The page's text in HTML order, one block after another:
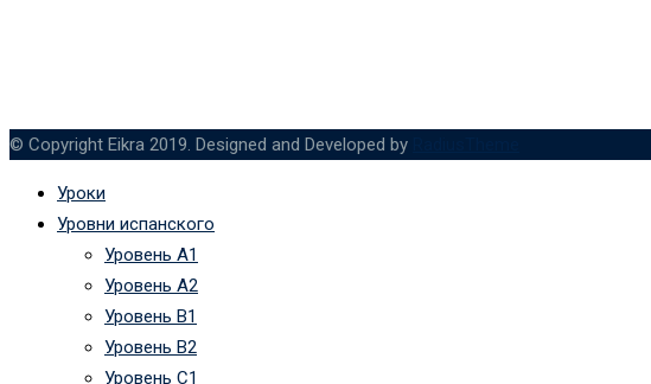
© Copyright Eikra 2019. Designed and Developed by
Уроки
Уровни испанского
Уровень А1
Уровень А2
Уровень B1
Уровень B2
Уровень C1